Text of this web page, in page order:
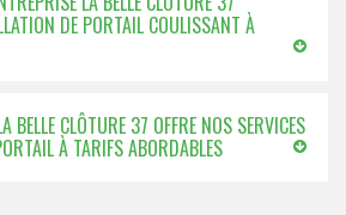
DE PORTAIL COULISSANT À
BELLE CLÔTURE 37 OFFRE NOS SERVICES
À TARIFS ABORDABLES